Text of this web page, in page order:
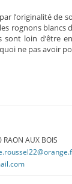
l’originalité de
rognons blancs
loin d’être
ne pas avoir
AUX BOIS